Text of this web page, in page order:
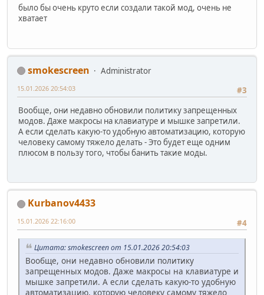
было бы очень круто если создали такой мод, очень не
хватает
smokescreen
Administrator
#3
15.01.2026 20:54:03
Вообще, они недавно обновили политику запрещенных
модов. Даже макросы на клавиатуре и мышке запретили.
А если сделать какую-то удобную автоматизацию, которую
человеку самому тяжело делать - Это будет еще одним
плюсом в пользу того, чтобы банить такие моды.
Kurbanov4433
#4
15.01.2026 22:16:00
Цитата: smokescreen от 15.01.2026 20:54:03
Вообще, они недавно обновили политику
запрещенных модов. Даже макросы на клавиатуре и
мышке запретили. А если сделать какую-то удобную
автоматизацию, которую человеку самому тяжело